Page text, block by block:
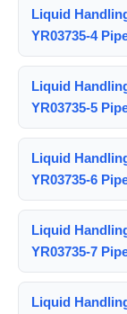
Liquid
YR03735-4
Liquid
YR03735-5
Liquid
YR03735-6
Liquid
YR03735-7
Liquid